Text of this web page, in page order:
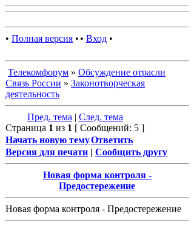
• Полная версия • • Вход •
Телекомфорум » Обсуждение отрасли
Связь России » Законотворческая
деятельность
Пред. тема | След. тема
Страница 1 из 1 [ Сообщений: 5 ]
Начать новую темуОтветить
Версия для печати | Сообщить другу
Новая форма контроля -
Предостережение
Новая форма контроля - Предостережение